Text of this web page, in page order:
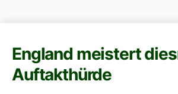
England meistert
Auftakthürde